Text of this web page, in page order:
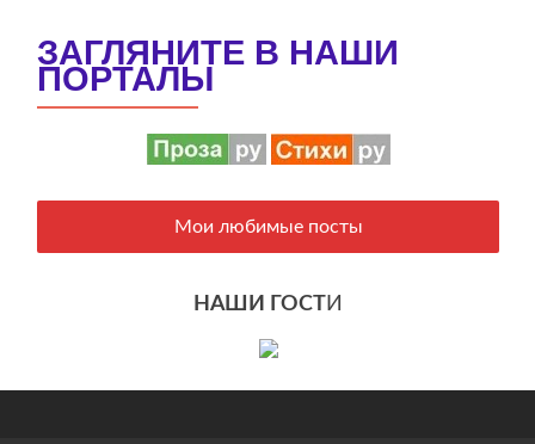
ЗАГЛЯНИТЕ В НАШИ
ПОРТАЛЫ
Мои любимые посты
НАШИ ГОСТИ